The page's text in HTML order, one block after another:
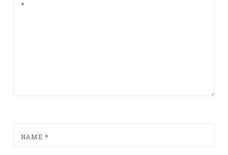
*
NAME *